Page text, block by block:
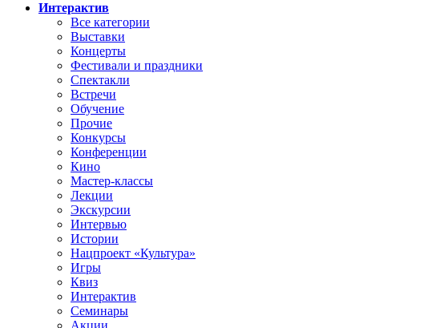
Интерактив
Все категории
Выставки
Концерты
Фестивали и праздники
Спектакли
Встречи
Обучение
Прочие
Конкурсы
Конференции
Кино
Мастер-классы
Лекции
Экскурсии
Интервью
Истории
Нацпроект «Культура»
Игры
Квиз
Интерактив
Семинары
Акции